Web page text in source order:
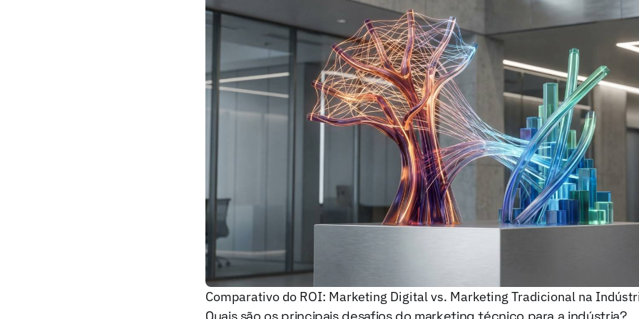
Comparativo do ROI: Marketing Digital vs. Marketing Tradicional na